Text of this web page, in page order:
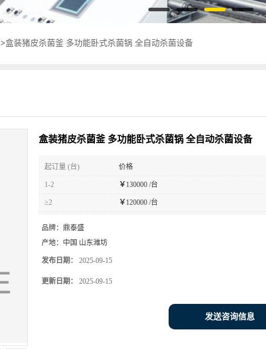
>盒装猪皮杀菌釜 多功能卧式杀菌锅 全自动杀菌设备
盒装猪皮杀菌釜 多功能卧式杀菌锅 全自动杀菌设备
起订量 (台) 价格
1-2 ￥ 130000 /台
≥2 ￥ 120000 /台
品牌： 鼎泰盛
产地： 中国 山东潍坊
发布日期： 2025-09-15
更新日期： 2025-09-15
发送咨询信息